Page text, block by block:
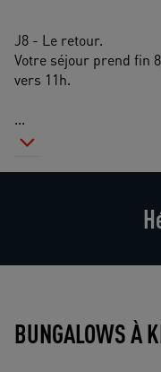
J8 - Le retour.
Votre séjour prend fin
vers 11h.
...
BUNGALOWS À